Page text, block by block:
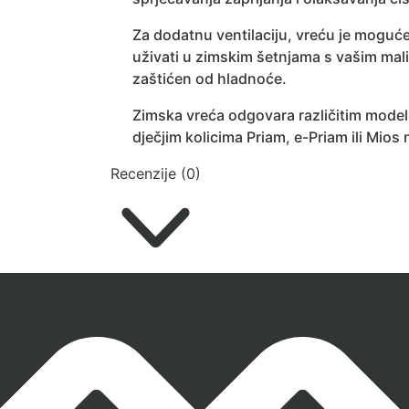
Za dodatnu ventilaciju, vreću je
uživati u zimskim šetnjama s vašim
zaštićen od hladnoće.
Zimska vreća odgovara različitim
dječjim kolicima Priam, e-Priam ili Mios
Recenzije (0)